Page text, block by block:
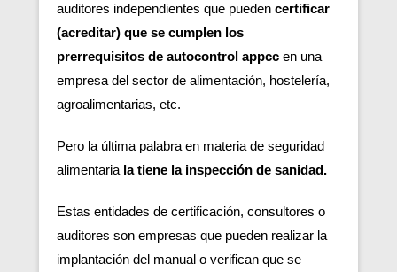
auditores independientes que pueden certificar
(acreditar) que se cumplen los
prerrequisitos de autocontrol appcc en una
empresa del sector de alimentación, hostelería,
agroalimentarias, etc.
Pero la última palabra en materia de seguridad
alimentaria la tiene la inspección de sanidad.
Estas entidades de certificación, consultores o
auditores son empresas que pueden realizar la
implantación del manual o verifican que se